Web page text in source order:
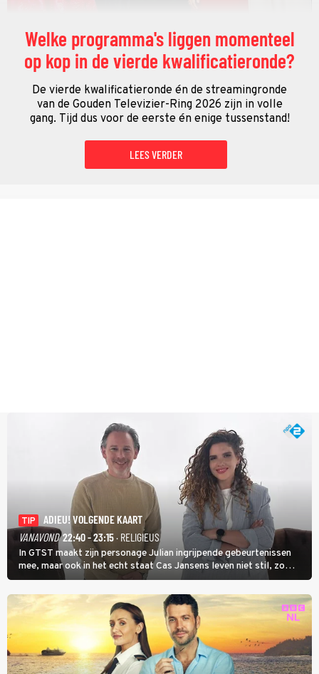
Welke programma's liggen momenteel
op kop in de vierde kwalificatieronde?
De vierde kwalificatieronde én de streamingronde
van de Gouden Televizier-Ring 2026 zijn in volle
gang. Tijd dus voor de eerste én enige tussenstand!
LEES VERDER
TIP
ADIEU! VOLGENDE KAART
VANAVOND 22:40 - 23:15· RELIGIEUS
In GTST maakt zijn personage Julian ingrijpende gebeurtenissen
mee, maar ook in het echt staat Cas Jansens leven niet stil, zo
vertelt hij in Adieu! Volgende Kaart.